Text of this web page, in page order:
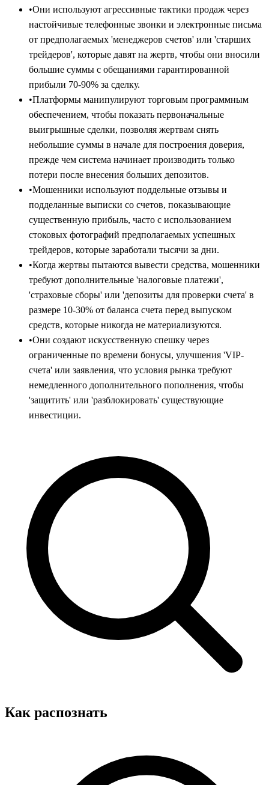
•Они используют агрессивные тактики продаж через
настойчивые телефонные звонки и электронные письма
от предполагаемых 'менеджеров счетов' или 'старших
трейдеров', которые давят на жертв, чтобы они вносили
большие суммы с обещаниями гарантированной
прибыли 70-90% за сделку.
•Платформы манипулируют торговым программным
обеспечением, чтобы показать первоначальные
выигрышные сделки, позволяя жертвам снять
небольшие суммы в начале для построения доверия,
прежде чем система начинает производить только
потери после внесения больших депозитов.
•Мошенники используют поддельные отзывы и
подделанные выписки со счетов, показывающие
существенную прибыль, часто с использованием
стоковых фотографий предполагаемых успешных
трейдеров, которые заработали тысячи за дни.
•Когда жертвы пытаются вывести средства, мошенники
требуют дополнительные 'налоговые платежи',
'страховые сборы' или 'депозиты для проверки счета' в
размере 10-30% от баланса счета перед выпуском
средств, которые никогда не материализуются.
•Они создают искусственную спешку через
ограниченные по времени бонусы, улучшения 'VIP-
счета' или заявления, что условия рынка требуют
немедленного дополнительного пополнения, чтобы
'защитить' или 'разблокировать' существующие
инвестиции.
Как распознать